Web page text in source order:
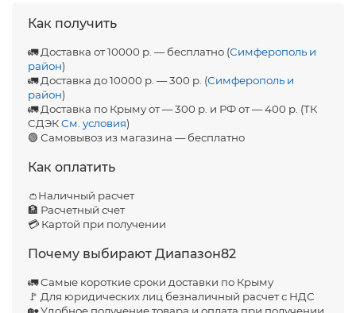
Как получить
🚛 Доставка от 10000 р. — бесплатно (Симферополь и
район)
🚛 Доставка до 10000 р. — 300 р. (Симферополь и
район)
🚛 Доставка по Крыму от — 300 р. и РФ от — 400 р. (ТК
СДЭКСм. условия)
🟢 Самовывоз из магазина — бесплатно
Как оплатить
👛Наличный расчет
🏦 Расчетный счет
💳 Картой при получении
Почему выбирают Диапазон82
🚛 Самые короткие сроки доставки по Крыму
🚩 Для юридических лиц безналичный расчет с НДС
🏡 Удобное получение товара и оплата при получении